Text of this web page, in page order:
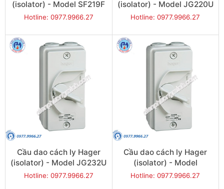
(isolator) - Model SF219F
Hotline: 0977.9966.27
(isolator) - Model JG220U
Hotline: 0977.9966.27
Cầu dao cách ly Hager
(isolator) - Model JG232U
Hotline: 0977.9966.27
Cầu dao cách ly Hager
(isolator) - Model
JG240U
Hotline: 0977.9966.27